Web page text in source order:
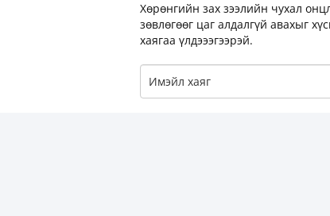
Хөрөнгийн зах зээлийн чухал
зөвлөгөөг цаг алдалгүй авахыг
хаягаа үлдэээгээрэй.